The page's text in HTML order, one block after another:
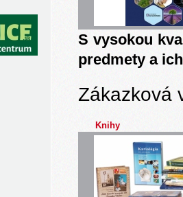
S vysokou
predmety a
Zákazková
Knihy